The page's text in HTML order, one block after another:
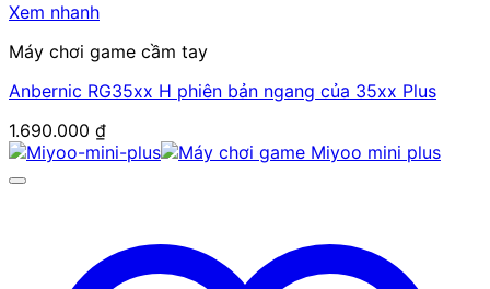
Xem nhanh
Máy chơi game cầm tay
Anbernic RG35xx H phiên bản ngang của 35xx Plus
1.690.000 ₫